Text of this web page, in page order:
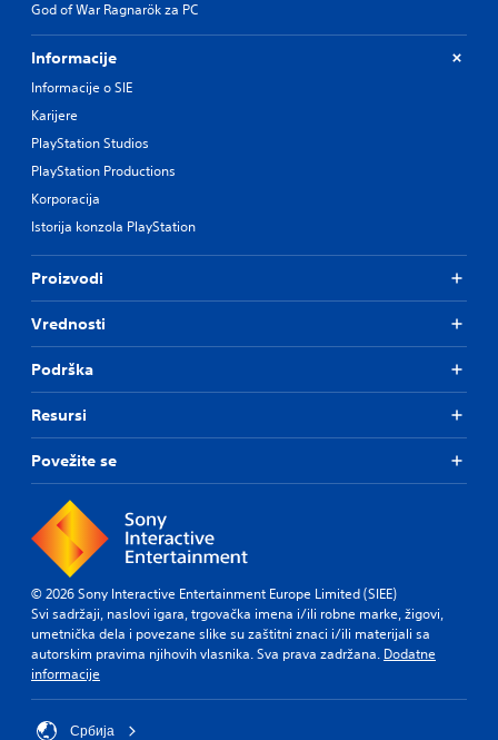
God of War Ragnarök za PC
Informacije
Informacije o SIE
Karijere
PlayStation Studios
PlayStation Productions
Korporacija
Istorija konzola PlayStation
Proizvodi
Vrednosti
Podrška
Resursi
Povežite se
© 2026 Sony Interactive Entertainment Europe Limited (SIEE)
Svi sadržaji, naslovi igara, trgovačka imena i/ili robne marke, žigovi,
umetnička dela i povezane slike su zaštitni znaci i/ili materijali sa
autorskim pravima njihovih vlasnika. Sva prava zadržana. Dodatne
informacije
Србија